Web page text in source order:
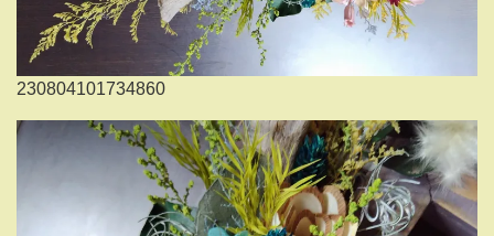
230804101734860